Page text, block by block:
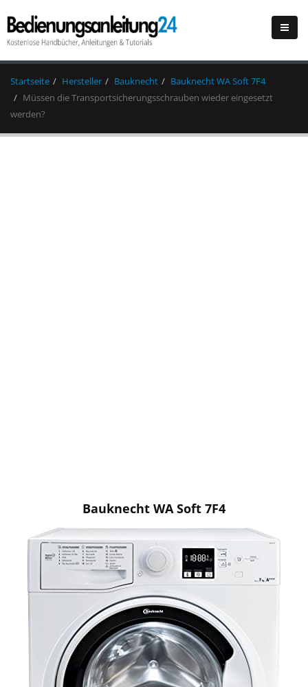
Startseite Hersteller Bauknecht
Bauknecht WA Soft 7F4
Müssen die Transportsicherungsschrauben wieder eingesetzt
werden?
Bauknecht WA Soft 7F4